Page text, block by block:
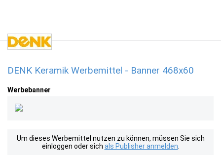
DENK Keramik Werbemittel - Banner 468x60
Werbebanner
Um dieses Werbemittel nutzen zu können, müssen Sie sich
einloggen oder sich als Publisher anmelden